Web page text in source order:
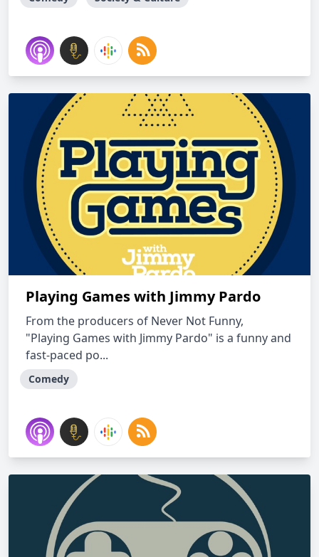
Playing Games with Jimmy Pardo
From the producers of Never Not Funny,
"Playing Games with Jimmy Pardo" is a funny and
fast-paced po...
Comedy